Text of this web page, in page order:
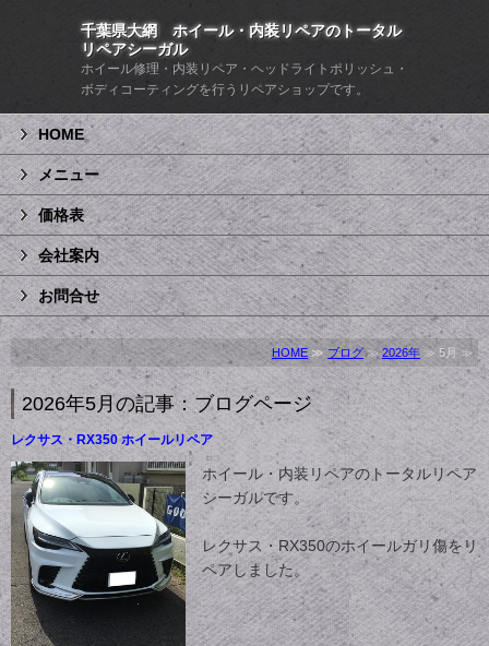
千葉県大網 ホイール・内装リペアのトータル
リペアシーガル
ホイール修理・内装リペア・ヘッドライトポリッシュ・
ボディコーティングを行うリペアショップです。
HOME
メニュー
価格表
会社案内
お問合せ
HOME ≫ ブログ≫2026年≫ 5月 ≫
2026年5月の記事：ブログページ
レクサス・RX350 ホイールリペア
ホイール・内装リペアのトータルリペア
シーガルです。
レクサス・RX350のホイールガリ傷をリ
ペアしました。